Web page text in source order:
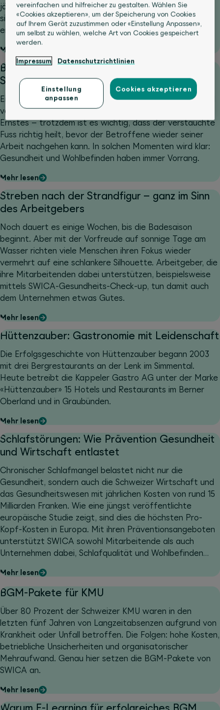
jähriger Geschichte übernommen hat, und was sie dem
sinkenden Weinkonsum in der Schweiz entgegensetzt,
erfahren Sie im Interview.
Mehr lesen
Bei Krankheit und Unfall: Einfache
Schadensmeldung mit KLE
Ein Mitarbeiter rutscht auf dem Weg zum Lager aus und
verstaucht sich das Fussgelenk. Zum Glück ist es nichts
Ernstes – trotzdem ist es wichtig, dass der verstauchte
Fuss richtig heilt, bevor der Betroffene wieder seiner
Arbeit nachgehen kann. In solchen Momenten wird klar:
Gesundheit und Wohlbefinden haben immer Vorrang.
Mehr lesen
Streben nach der Strandfigur – ganz im Sinn
des Arbeitgebers
Noch dauert es einige Wochen, bis die Badesaison
beginnt. Aber mit der Vorfreude auf sonnige Tage am
Wasser richten viele Menschen ihren Fokus wieder
vermehrt auf eine schlankere Silhouette. Arbeitgeber, die
ihre Mitarbeitenden dabei unterstützen, beispielsweise
mittels SWICA-Gesundheits-Check-up, tun damit auch
dem Unternehmen etwas Gutes.
Mehr lesen
Hüttenzauber: Gastronomie mit Leidenschaft
Die Erfolgsgeschichte von Hüttenzauber begann 2003
mit drei Bergrestaurants an der Lenk im Simmental.
Heute betreibt die Kappeler Gastro AG unter der Marke
«Hüttenzauber» 15 Hotels und Restaurants im Berner
Oberland und in Graubünden.
Mehr lesen
Schlafstörungen: Wie Prävention Gesundheit
und Wirtschaft entlastet
Chronischer Schlafmangel belastet nicht nur die
Gesundheit, sondern auch die Schweizer Wirtschaft und
das Gesundheitswesen mit jährlichen Kosten von rund 15
Milliarden Franken. Wie eine jüngst veröffentlichte
europäische Studie zeigt, sind dies die höchsten Pro-
Kopf-Kosten in Europa. Mit ihren Präventionsangeboten
unterstützt SWICA sowohl Mitarbeitende als auch
Unternehmen dabei, Schlafqualität und Wohlbefinden
Mehr lesen
BGM-Pakete für KMU
Über 80 Prozent der Schweizer KMU waren in den
letzten fünf Jahren von Langzeitabsenzen aufgrund von
Krankheit oder Unfall betroffen. Die Folgen: hohe Kosten,
betriebliche Unsicherheiten und organisatorischer
Mehraufwand. Genau hier setzen die BGM-Pakete von
SWICA an.
Mehr lesen
vereinfachen und hilfreicher zu gestalten. Wählen Sie
«Cookies akzeptieren», um der Speicherung von Cookies
auf Ihrem Gerät zuzustimmen oder «Einstellung Anpassen»,
um selbst zu wählen, welche Art von Cookies gespeichert
werden.
Impressum Datenschutzrichtlinien
Einstellung
anpassen
Cookies akzeptieren